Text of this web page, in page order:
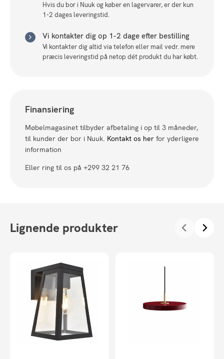
Hvis du bor i Nuuk og køber en lagervarer, er der kun
1-2 dages leveringstid.
Vi kontakter dig op 1-2 dage efter bestilling
Vi kontakter dig altid via telefon eller mail vedr. mere
præcis leveringstid på netop dét produkt du har købt.
Finansiering
Møbelmagasinet tilbyder afbetaling i op til 3 måneder,
til kunder der bor i Nuuk. Kontakt os her for yderligere
information
Eller ring til os på +299 32 21 76
Lignende produkter